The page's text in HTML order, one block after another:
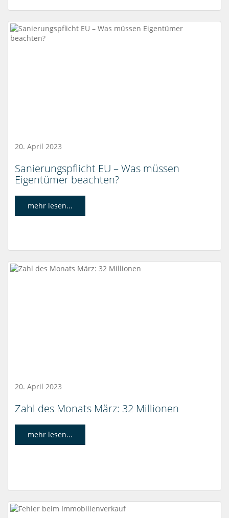
20. April 2023
Sanierungspflicht EU – Was müssen
Eigentümer beachten?
mehr lesen...
20. April 2023
Zahl des Monats März: 32 Millionen
mehr lesen...